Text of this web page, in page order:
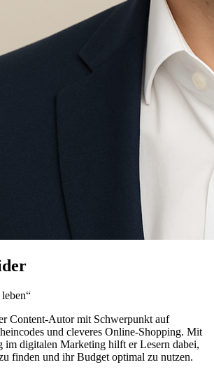
Content-Autor mit Schwerpunkt auf
und cleveres Online-Shopping. Mit
im digitalen Marketing hilft er Lesern dabei,
finden und ihr Budget optimal zu nutzen.